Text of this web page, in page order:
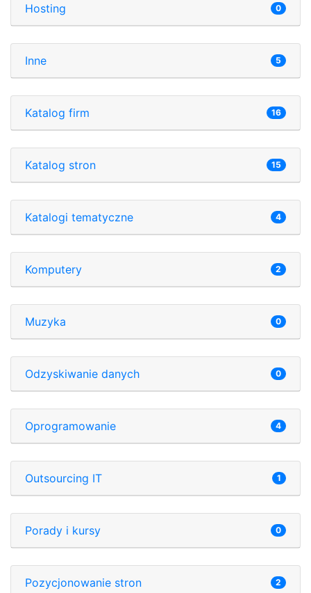
Hosting 0
Inne 5
Katalog firm 16
Katalog stron 15
Katalogi tematyczne 4
Komputery 2
Muzyka 0
Odzyskiwanie danych 0
Oprogramowanie 4
Outsourcing IT 1
Porady i kursy 0
Pozycjonowanie stron 2